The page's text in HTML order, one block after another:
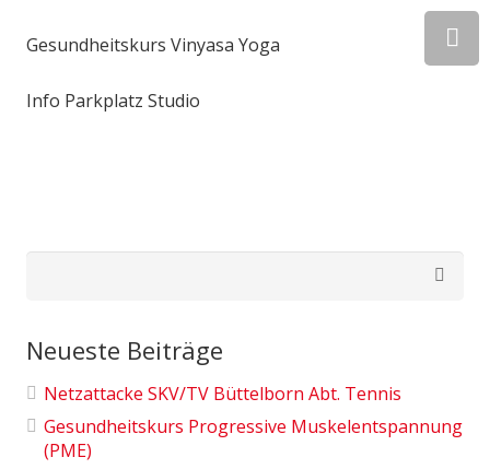
Gesundheitskurs Vinyasa Yoga
Info Parkplatz Studio
Neueste Beiträge
Netzattacke SKV/TV Büttelborn Abt. Tennis
Gesundheitskurs Progressive Muskelentspannung
(PME)